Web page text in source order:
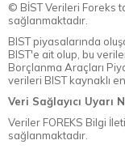
© BİST Verileri Foreks
sağlanmaktadır.
BIST piyasalarında
BIST'e ait olup, bu
Borçlanma Araçları
verileri BIST kaynaklı
Veri Sağlayıcı Uyarı
Veriler FOREKS Bilgi
sağlanmaktadır.